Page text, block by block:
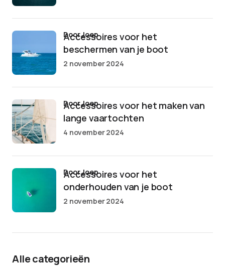
Accessoires voor het
beschermen van je boot
door Joep
2 november 2024
Accessoires voor het maken van
lange vaartochten
door Joep
4 november 2024
Accessoires voor het
onderhouden van je boot
door Joep
2 november 2024
Alle categorieën